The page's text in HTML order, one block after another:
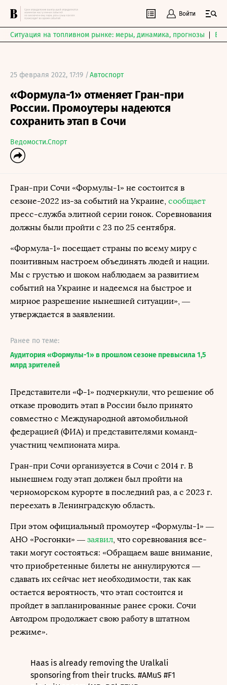
Войти
Ситуация на топливном рынке: меры, динамика, прогнозы
25 февраля 2022, 17:19 /Автоспорт
«Формула-1» отменяет Гран-при
России. Промоутеры надеются
сохранить этап в Сочи
Ведомости.Спорт
Гран-при Сочи «Формулы-1» не состоится в
сезоне-2022 из-за событий на Украине, сообщает
пресс-служба элитной серии гонок. Соревнования
должны были пройти с 23 по 25 сентября.
«Формула-1» посещает страны по всему миру с
позитивным настроем объединять людей и нации.
Мы с грустью и шоком наблюдаем за развитием
событий на Украине и надеемся на быстрое и
мирное разрешение нынешней ситуации», —
утверждается в заявлении.
Ранее по теме:
Аудитория «Формулы-1» в прошлом сезоне превысила 1,5
млрд зрителей
Представители «Ф-1» подчеркнули, что решение об
отказе проводить этап в России было принято
совместно с Международной автомобильной
федерацией (ФИА) и представителями команд-
участниц чемпионата мира.
Гран-при Сочи организуется в Сочи с 2014 г. В
нынешнем году этап должен был пройти на
черноморском курорте в последний раз, а с 2023 г.
переехать в Ленинградскую область.
При этом официальный промоутер «Формулы-1» —
АНО «Росгонки» — заявил, что соревнования все-
таки могут состояться: «Обращаем ваше внимание,
что приобретенные билеты не аннулируются —
сдавать их сейчас нет необходимости, так как
остается вероятность, что этап состоится и
пройдет в запланированные ранее сроки. Сочи
Автодром продолжает свою работу в штатном
режиме».
Haas is already removing the Uralkali
sponsoring from their trucks. #AMuS #F1